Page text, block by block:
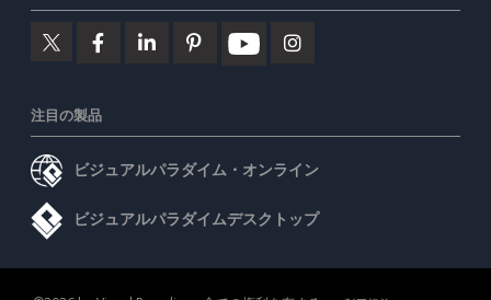
注目の製品
ビジュアルパラダイム・オンライン
ビジュアルパラダイムデスクトップ